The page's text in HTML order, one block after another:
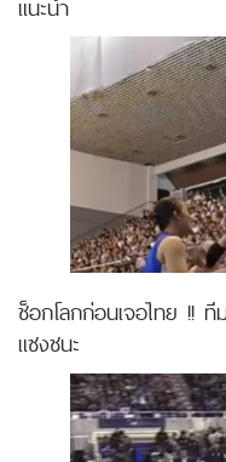
แนะนำ
ช็อกโลกก่อนเจอไทย !!
แซงชนะ